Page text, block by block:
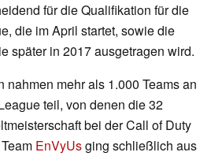
für die Qualifikation für die
die im April startet, sowie die
später in 2017 ausgetragen wird.
nahmen mehr als 1.000 Teams an
teil, von denen die 32
bei der Call of Duty
EnVyUsging schließlich aus